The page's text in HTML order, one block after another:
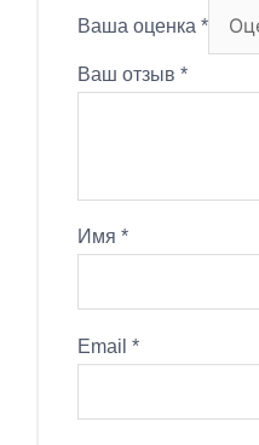
Ваша оценка *
Ваш отзыв *
Имя *
Email *